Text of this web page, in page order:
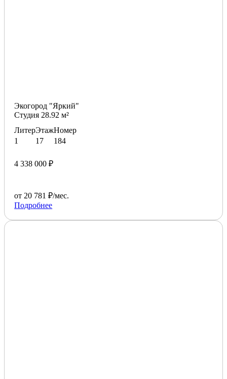
Экогород "Яркий"
Студия 28.92 м²
Литер
1
Этаж
17
Номер
184
4 338 000 ₽
от 20 781 ₽/мес.
Подробнее